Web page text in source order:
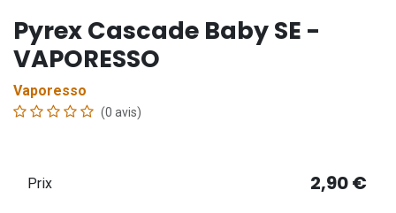
Pyrex Cascade Baby SE -
VAPORESSO
Vaporesso
(0 avis)
Prix 2,90€